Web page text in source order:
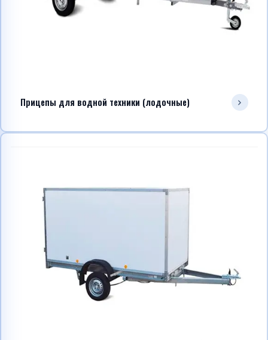
Прицепы для водной техники (лодочные)